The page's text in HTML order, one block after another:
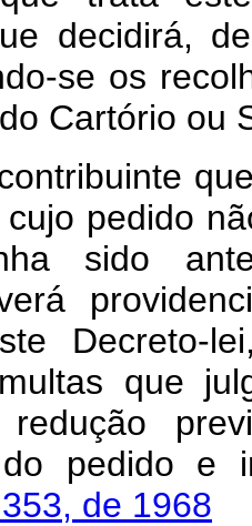
decidirá,
se os
Cartório ou
pedido
sido
Decreto-
que
redução
do pedido e
de 1968